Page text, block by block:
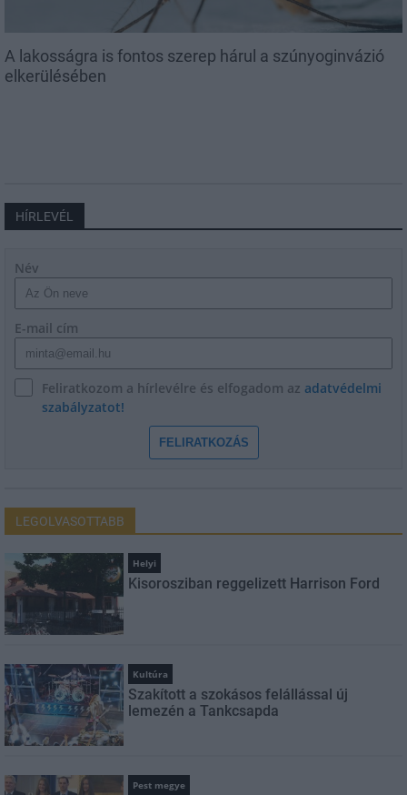
A lakosságra is fontos szerep hárul a szúnyoginvázió
elkerülésében
HÍRLEVÉL
Név
E-mail cím
Feliratkozom a hírlevélre és elfogadom az adatvédelmi
szabályzatot!
FELIRATKOZÁS
LEGOLVASOTTABB
Helyi
Kisorosziban reggelizett Harrison Ford
Kultúra
Szakított a szokásos felállással új
lemezén a Tankcsapda
Pest megye